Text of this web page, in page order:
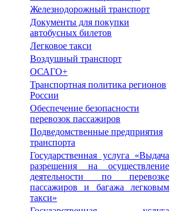
Железнодорожный транспорт
Документы для покупки
автобусных билетов
Легковое такси
Воздушный транспорт
ОСАГО+
Транспортная политика регионов
России
Обеспечение безопасности
перевозок пассажиров
Подведомственные предприятия
транспорта
Государственная услуга «Выдача
разрешения на осуществление
деятельности по перевозке
пассажиров и багажа легковым
такси»